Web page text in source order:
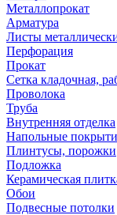
Металлопрокат
Арматура
Листы
Перфорация
Прокат
Сетка кладочная,
Проволока
Труба
Внутренняя отделка
Напольные
Плинтусы, порожки
Подложка
Керамическая
Обои
Подвесные потолки